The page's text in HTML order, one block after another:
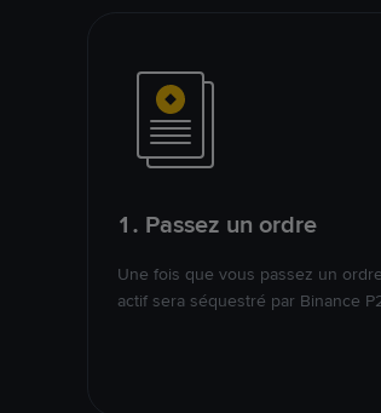
1. Passez un ordre
Une fois que vous passez un
actif sera séquestré par Binance